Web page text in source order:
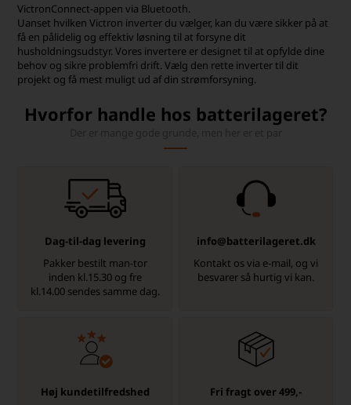
VictronConnect-appen via Bluetooth.
Uanset hvilken Victron inverter du vælger, kan du være sikker på at
få en pålidelig og effektiv løsning til at forsyne dit
husholdningsudstyr. Vores invertere er designet til at opfylde dine
behov og sikre problemfri drift. Vælg den rette inverter til dit
projekt og få mest muligt ud af din strømforsyning.
Hvorfor handle hos batterilageret?
Dag-til-dag levering
Pakker bestilt man-tor
inden kl.15.30 og fre
kl.14.00 sendes samme dag.
info@batterilageret.dk
Kontakt os via e-mail, og vi
besvarer så hurtig vi kan.
Høj kundetilfredshed
Fri fragt over 499,-